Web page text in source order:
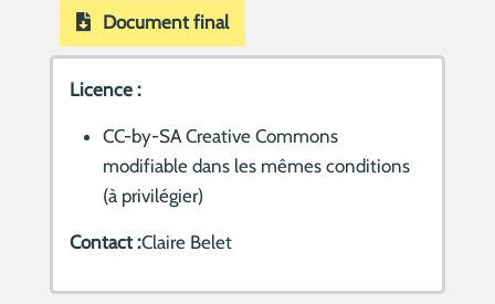
Document final
Licence :
CC-by-SA Creative Commons
modifiable dans les mêmes conditions
(à privilégier)
Contact :Claire Belet